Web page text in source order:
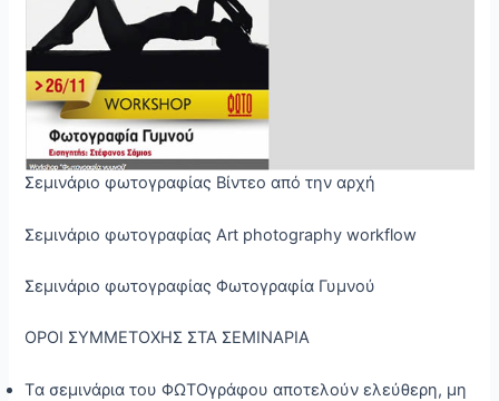
Σεμινάριο φωτογραφίας Βίντεο από την αρχή
Σεμινάριο φωτογραφίας Art photography workflow
Σεμινάριο φωτογραφίας Φωτογραφία Γυμνού
OΡΟΙ ΣΥΜΜΕΤΟΧΗΣ ΣΤΑ ΣΕΜΙΝΑΡΙΑ
Tα σεμινάρια του ΦΩΤΟγράφου αποτελούν ελεύθερη, μη